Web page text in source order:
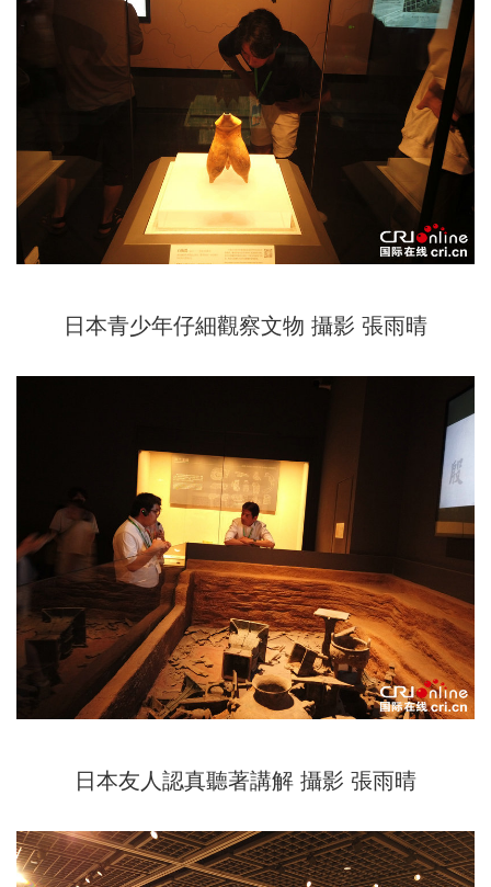
日本青少年仔細觀察文物 攝影 張雨晴
日本友人認真聽著講解 攝影 張雨晴